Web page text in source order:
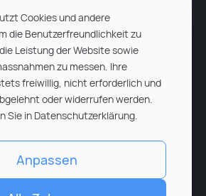
Cookies und andere
die Benutzerfreundlichkeit zu
Leistung der Website sowie
zu messen. Ihre
freiwillig, nicht erforderlich und
oder widerrufen werden.
Sie in Datenschutzerklärung.
Anpassen